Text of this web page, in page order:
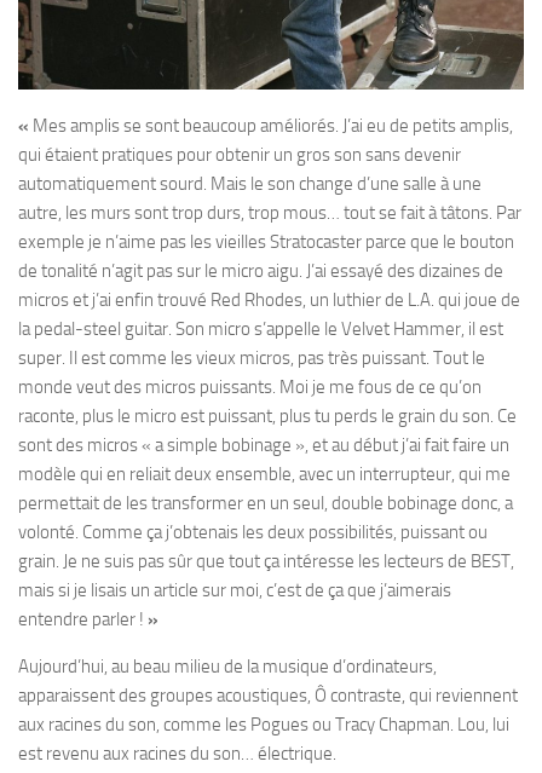
« Mes amplis se sont beaucoup améliorés. J’ai eu de petits amplis,
qui étaient pratiques pour obtenir un gros son sans devenir
automatiquement sourd. Mais le son change d’une salle à une
autre, les murs sont trop durs, trop mous… tout se fait à tâtons. Par
exemple je n’aime pas les vieilles Stratocaster parce que le bouton
de tonalité n’agit pas sur le micro aigu. J’ai essayé des dizaines de
micros et j’ai enfin trouvé Red Rhodes, un luthier de L.A. qui joue de
la pedal-steel guitar. Son micro s’appelle le Velvet Hammer, il est
super. Il est comme les vieux micros, pas très puissant. Tout le
monde veut des micros puissants. Moi je me fous de ce qu’on
raconte, plus le micro est puissant, plus tu perds le grain du son. Ce
sont des micros « a simple bobinage », et au début j’ai fait faire un
modèle qui en reliait deux ensemble, avec un interrupteur, qui me
permettait de les transformer en un seul, double bobinage donc, a
volonté. Comme ça j’obtenais les deux possibilités, puissant ou
grain. Je ne suis pas sûr que tout ça intéresse les lecteurs de BEST,
mais si je lisais un article sur moi, c’est de ça que j’aimerais
entendre parler ! »
Aujourd’hui, au beau milieu de la musique d’ordinateurs,
apparaissent des groupes acoustiques, Ô contraste, qui reviennent
aux racines du son, comme les Pogues ou Tracy Chapman. Lou, lui
est revenu aux racines du son… électrique.